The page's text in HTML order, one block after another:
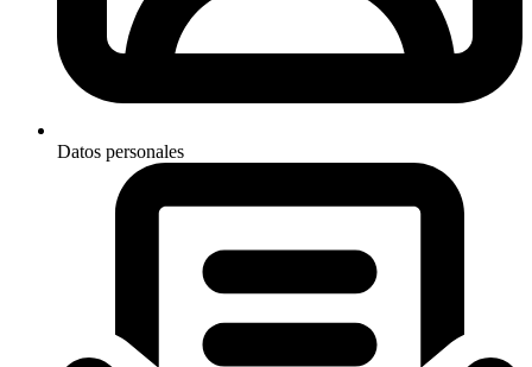
Datos personales